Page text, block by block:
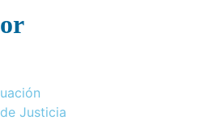
Justicia